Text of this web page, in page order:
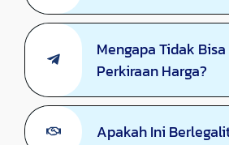
Mengapa Tidak
Perkiraan Harga?
Apakah Ini